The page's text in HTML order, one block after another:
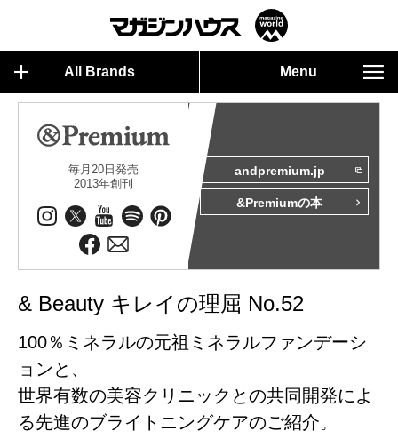
All Brands Menu
毎月20日発売
2013年創刊
andpremium.jp
&Premiumの本
& Beauty キレイの理屈 No.52
100％ミネラルの元祖ミネラルファンデーシ
ョンと、
世界有数の美容クリニックとの共同開発によ
る先進のブライトニングケアのご紹介。